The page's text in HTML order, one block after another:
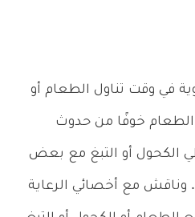
في وقت تناول الطعام أو
الطعام خوفًا من حدوث
الكحول أو التبغ مع بعض
وناقش مع أخصائي الرعاية